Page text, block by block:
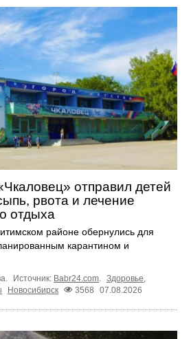
отправил детей
рвота и лечение
отдыха
районе обернулись для
карантином и
Источник: Babr24.com. Здоровье,
Новосибирск 3568 07.08.2026